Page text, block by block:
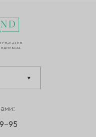
магазин
95